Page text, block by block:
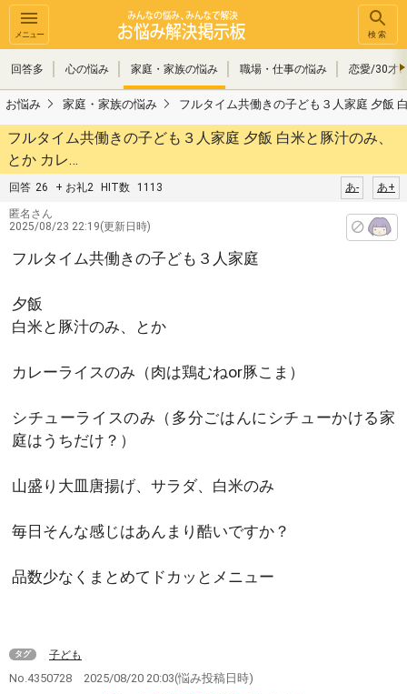
メニュー 検索
回答多 心の悩み 家庭・家族の悩み 職場・仕事の悩み 恋愛/30才
お悩み 家庭・家族の悩み フルタイム共働きの子ども３人家庭 夕飯
フルタイム共働きの子ども３人家庭 夕飯 白米と豚汁のみ、
とか カレ…
回答 26 + お礼2 HIT数 1113 あ+
あ-
匿名さん
2025/08/23 22:19(更新日時)
フルタイム共働きの子ども３人家庭
夕飯
白米と豚汁のみ、とか
カレーライスのみ（肉は鶏むねor豚こま）
シチューライスのみ（多分ごはんにシチューかける家
庭はうちだけ？）
山盛り大皿唐揚げ、サラダ、白米のみ
毎日そんな感じはあんまり酷いですか？
品数少なくまとめてドカッとメニュー
タグ 子ども
No.4350728 2025/08/20 20:03(悩み投稿日時)